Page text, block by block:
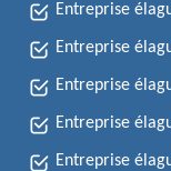
Entreprise
Entreprise
Entreprise
Entreprise
Entreprise